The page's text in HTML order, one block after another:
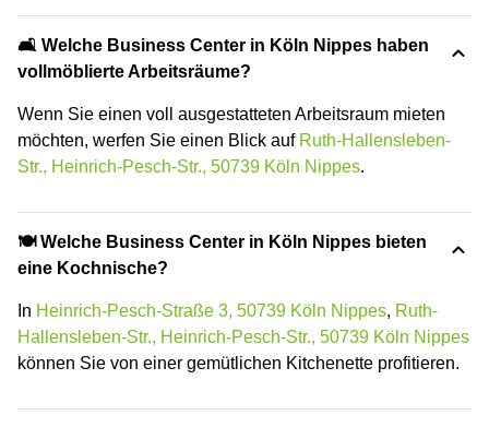
🛋️ Welche Business Center in Köln Nippes haben
vollmöblierte Arbeitsräume?
Wenn Sie einen voll ausgestatteten Arbeitsraum mieten
möchten, werfen Sie einen Blick auf Ruth-Hallensleben-
Str., Heinrich-Pesch-Str., 50739 Köln Nippes.
🍽️ Welche Business Center in Köln Nippes bieten
eine Kochnische?
In Heinrich-Pesch-Straße 3, 50739 Köln Nippes, Ruth-
Hallensleben-Str., Heinrich-Pesch-Str., 50739 Köln Nippes
können Sie von einer gemütlichen Kitchenette profitieren.